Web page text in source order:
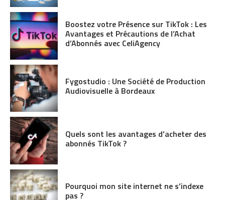
Boostez votre Présence sur TikTok : Les
Avantages et Précautions de l’Achat
d’Abonnés avec CeliAgency
Fygostudio : Une Société de Production
Audiovisuelle à Bordeaux
Quels sont les avantages d’acheter des
abonnés TikTok ?
Pourquoi mon site internet ne s’indexe
pas ?